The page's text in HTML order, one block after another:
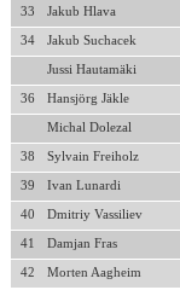
33 Jakub Hlava
34 Jakub Suchacek
Jussi Hautamäki
36 Hansjörg Jäkle
Michal Dolezal
38 Sylvain Freiholz
39 Ivan Lunardi
40 Dmitriy Vassiliev
41 Damjan Fras
42 Morten Aagheim